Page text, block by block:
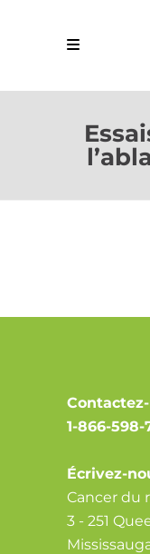
1-866-598-
Écrivez-
Cancer du
3 - 251